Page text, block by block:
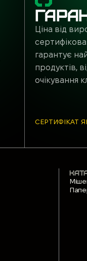
Ціна від
гарантує
продуктів,
очікування
СЕРТИФІКАТ